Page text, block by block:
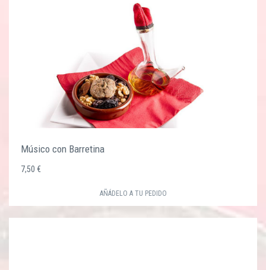
Músico con Barretina
7,50 €
AÑÁDELO A TU PEDIDO